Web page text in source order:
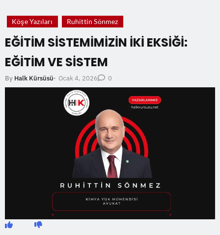
Köşe Yazıları Ruhittin Sönmez
EĞİTİM SİSTEMİMİZİN İKİ EKSİĞİ:
EĞİTİM VE SİSTEM
By Halk Kürsüsü- Ocak 4, 2026 0